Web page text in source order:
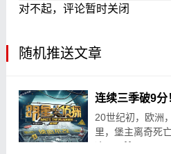
对不起，评论暂时关闭
随机推送文章
20世纪初，欧洲
里，堡主离奇死